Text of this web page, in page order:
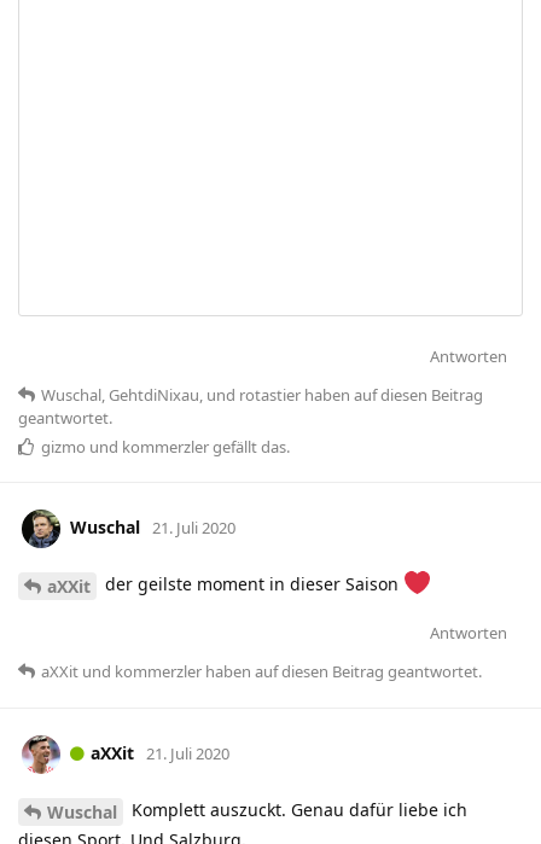
Antworten
Wuschal, GehtdiNixau, und rotastier haben auf diesen Beitrag
geantwortet.
gizmo und kommerzlergefällt das.
Wuschal 21. Juli 2020
aXXit der geilste moment in dieser Saison
Antworten
aXXit und kommerzler haben auf diesen Beitrag geantwortet.
aXXit 21. Juli 2020
Wuschal
Komplett auszuckt. Genau dafür liebe ich